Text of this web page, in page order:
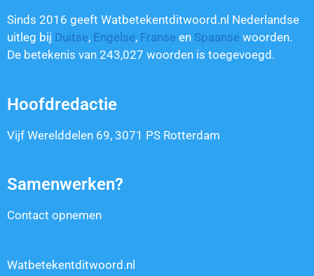
Sinds 2016 geeft Watbetekentditwoord.nl Nederlandse
uitleg bij Duitse, Engelse, Franse en Spaanse woorden.
De betekenis van 243,027 woorden is toegevoegd.
Hoofdredactie
Vijf Werelddelen 69, 3071 PS Rotterdam
Samenwerken?
Contact opnemen
Watbetekentditwoord.nl